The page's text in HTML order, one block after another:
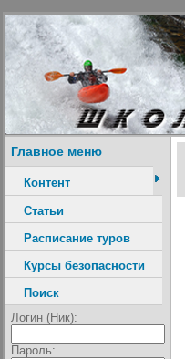
Главное меню
Контент
Статьи
Расписание туров
Курсы безопасности
Поиск
Логин (Ник):
Пароль: